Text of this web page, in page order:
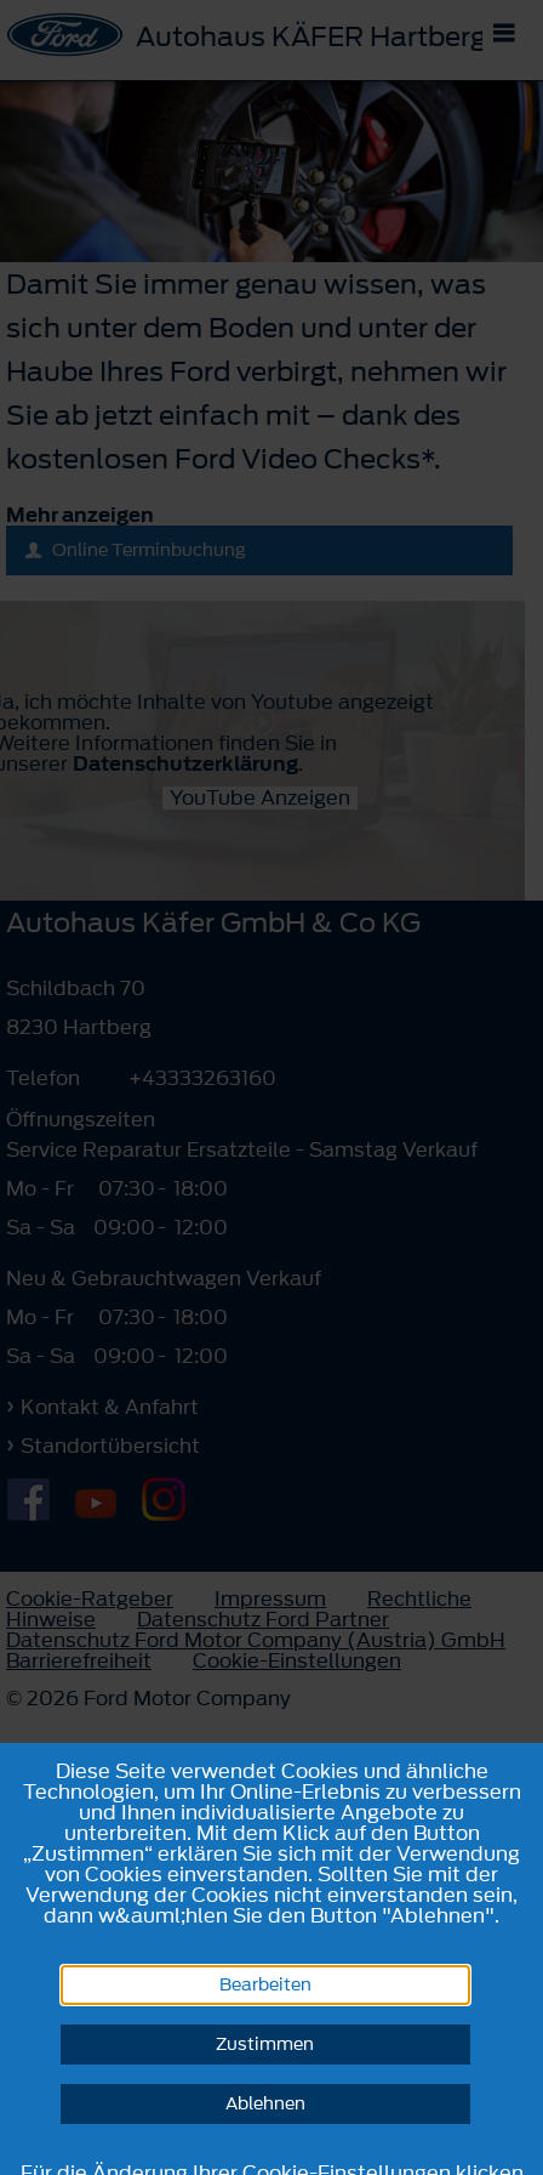
Autohaus KÄFER Hartberg -
Damit Sie immer genau wissen, was
sich unter dem Boden und unter der
Haube Ihres Ford verbirgt, nehmen wir
Sie ab jetzt einfach mit – dank des
kostenlosen Ford Video Checks*.
Mehr anzeigen
Online Terminbuchung
ich möchte Inhalte von Youtube angezeigt
Informationen finden Sie in
Datenschutzerklärung.
YouTube Anzeigen
Autohaus Käfer GmbH & Co KG
Schildbach 70
8230 Hartberg
Telefon
+43333263160
Öffnungszeiten
Service Reparatur Ersatzteile - Samstag Verkauf
Mo - Fr
07:30- 18:00
Sa - Sa
09:00- 12:00
Neu & Gebrauchtwagen Verkauf
Mo - Fr
07:30- 18:00
Sa - Sa
09:00- 12:00
Kontakt & Anfahrt
Standortübersicht
Cookie-Ratgeber Impressum Rechtliche
Hinweise Datenschutz Ford Partner
Datenschutz Ford Motor Company (Austria) GmbH
Barrierefreiheit
Cookie-Einstellungen
© 2026 Ford Motor Company
Diese Seite verwendet Cookies und ähnliche
Technologien, um Ihr Online-Erlebnis zu verbessern
und Ihnen individualisierte Angebote zu
unterbreiten. Mit dem Klick auf den Button
„Zustimmen“ erklären Sie sich mit der Verwendung
von Cookies einverstanden. Sollten Sie mit der
Verwendung der Cookies nicht einverstanden sein,
dann w&auml;hlen Sie den Button "Ablehnen".
Bearbeiten
Zustimmen
Ablehnen